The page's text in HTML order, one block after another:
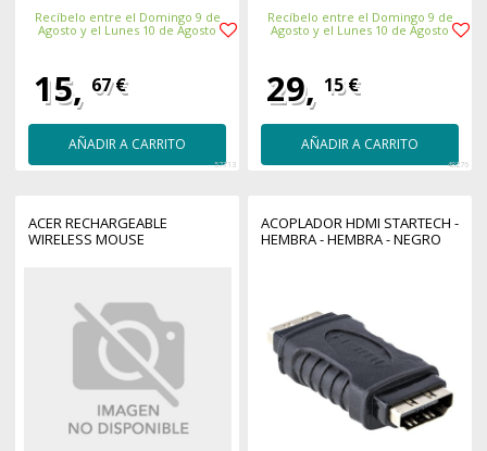
Recíbelo entre el Domingo 9 de
Agosto y el Lunes 10 de Agosto
15, 67 €
AÑADIR A CARRITO
57713
Recíbelo entre el Domingo 9 de
Agosto y el Lunes 10 de Agosto
29, 15 €
AÑADIR A CARRITO
48276
ACER RECHARGEABLE
WIRELESS MOUSE
ACOPLADOR HDMI STARTECH -
HEMBRA - HEMBRA - NEGRO